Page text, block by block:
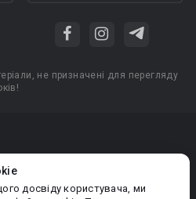
досвіду користувача, ми
не призначені для перегляду